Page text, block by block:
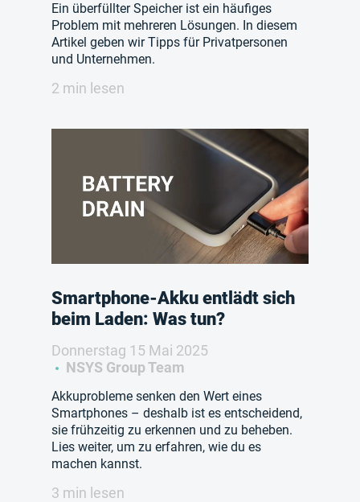
Ein überfüllter Speicher ist ein häufiges
Problem mit mehreren Lösungen. In diesem
Artikel geben wir Tipps für Privatpersonen
und Unternehmen.
2 min lesen
Smartphone-Akku entlädt sich
beim Laden: Was tun?
Donnerstag 15 Mai 2025
NSYS Group Team
Akkuprobleme senken den Wert eines
Smartphones – deshalb ist es entscheidend,
sie frühzeitig zu erkennen und zu beheben.
Lies weiter, um zu erfahren, wie du es
machen kannst.
3 min lesen